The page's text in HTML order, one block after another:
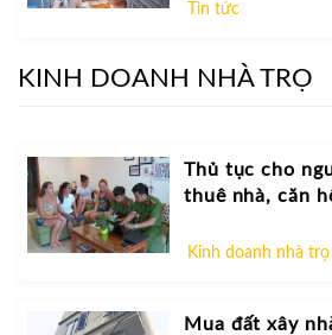
Tin tức
KINH DOANH NHÀ TRỌ
Thủ tục cho
thuê nhà, căn
Kinh doanh nhà trọ
Mua đất xây